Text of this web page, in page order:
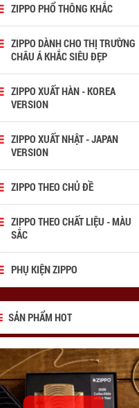
ZIPPO PHỔ THÔNG KHẮC
ZIPPO DÀNH CHO THỊ TRƯỜNG
CHÂU Á KHẮC SIÊU ĐẸP
ZIPPO XUẤT HÀN - KOREA
VERSION
ZIPPO XUẤT NHẬT - JAPAN
VERSION
ZIPPO THEO CHỦ ĐỀ
ZIPPO THEO CHẤT LIỆU - MÀU
SẮC
PHỤ KIỆN ZIPPO
SẢN PHẨM HOT